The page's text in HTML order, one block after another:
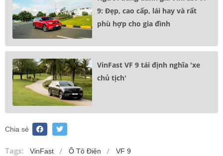
9: Đẹp, cao cấp, lái hay và rất
phù hợp cho gia đình
VinFast VF 9 tái định nghĩa 'xe
chủ tịch'
Chia sẻ
Tags: VinFast Ô Tô Điện VF 9